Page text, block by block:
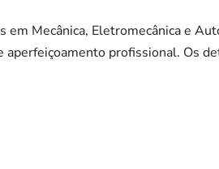
em Mecânica, Eletromecânica e
aperfeiçoamento profissional. Os